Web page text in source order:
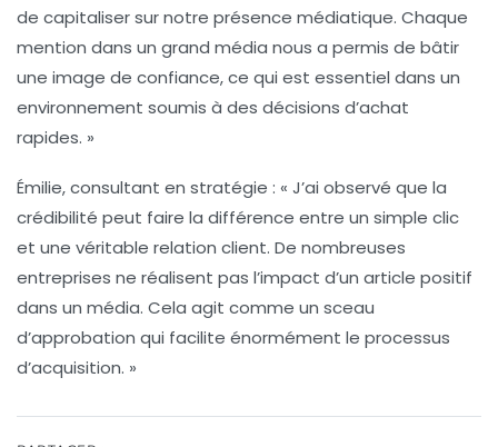
de capitaliser sur notre présence médiatique. Chaque
mention dans un grand média nous a permis de bâtir
une image de confiance, ce qui est essentiel dans un
environnement soumis à des décisions d’achat
rapides. »
Émilie, consultant en stratégie : « J’ai observé que la
crédibilité peut faire la différence entre un simple clic
et une véritable relation client. De nombreuses
entreprises ne réalisent pas l’impact d’un article positif
dans un média. Cela agit comme un sceau
d’approbation qui facilite énormément le processus
d’acquisition. »